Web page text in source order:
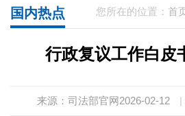
您所在的位置： 首
国内热点
行政复议工作白皮
来源：司法部官网2026-02-12 |